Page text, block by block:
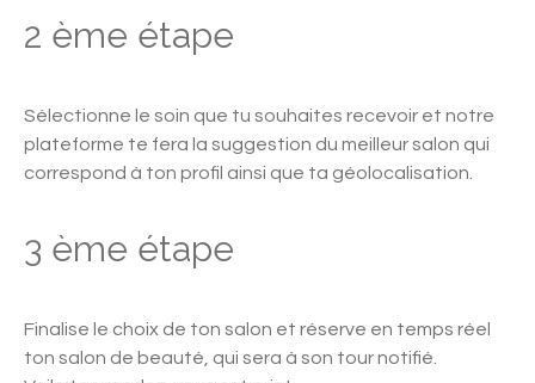
2 ème étape
Sélectionne le soin que tu souhaites recevoir et notre
plateforme te fera la suggestion du meilleur salon qui
correspond à ton profil ainsi que ta géolocalisation.
3 ème étape
Finalise le choix de ton salon et réserve en temps réel
ton salon de beauté, qui sera à son tour notifié.